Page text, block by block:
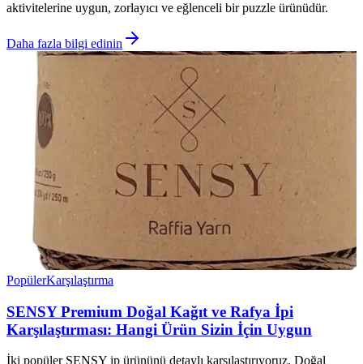
aktivitelerine uygun, zorlayıcı ve eğlenceli bir puzzle ürünüdür.
Daha fazla bilgi edinin
PopülerKarşılaştırma
SENSY Premium Doğal Kağıt ve Rafya İpi
Karşılaştırması: Hangi Ürün Sizin İçin Uygun
İki popüler SENSY ip ürününü detaylı karşılaştırıyoruz. Doğal